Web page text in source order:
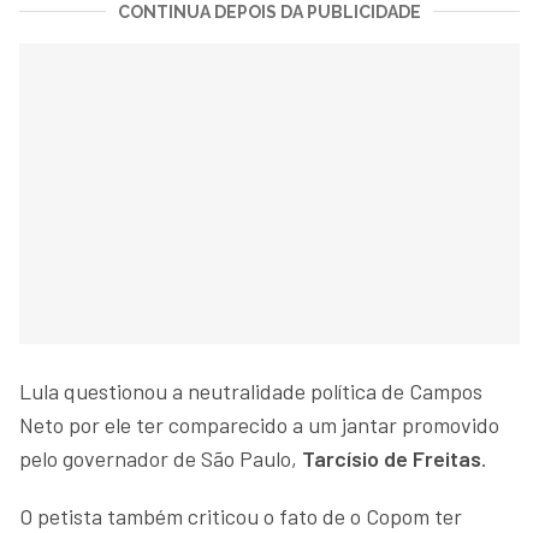
CONTINUA DEPOIS DA PUBLICIDADE
Lula questionou a neutralidade política de Campos
Neto por ele ter comparecido a um jantar promovido
pelo governador de São Paulo, Tarcísio de Freitas.
O petista também criticou o fato de o Copom ter